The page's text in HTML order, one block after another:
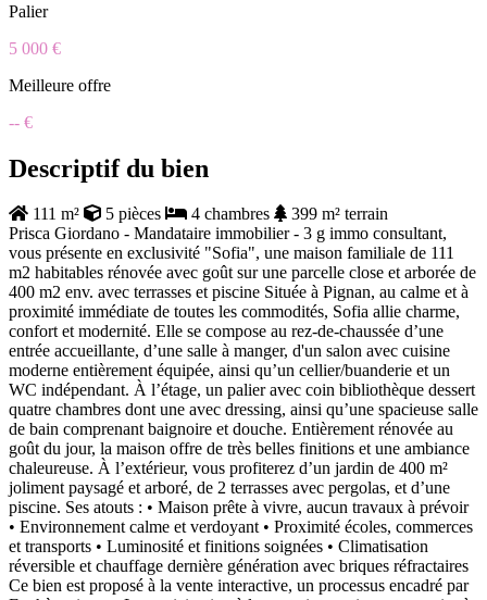
Palier
5 000 €
Meilleure offre
-- €
Descriptif du bien
111 m² 5 pièces 4 chambres
399 m² terrain
Prisca Giordano - Mandataire immobilier - 3 g immo consultant,
vous présente en exclusivité "Sofia", une maison familiale de 111
m2 habitables rénovée avec goût sur une parcelle close et arborée de
400 m2 env. avec terrasses et piscine Située à Pignan, au calme et à
proximité immédiate de toutes les commodités, Sofia allie charme,
confort et modernité. Elle se compose au rez-de-chaussée d’une
entrée accueillante, d’une salle à manger, d'un salon avec cuisine
moderne entièrement équipée, ainsi qu’un cellier/buanderie et un
WC indépendant. À l’étage, un palier avec coin bibliothèque dessert
quatre chambres dont une avec dressing, ainsi qu’une spacieuse salle
de bain comprenant baignoire et douche. Entièrement rénovée au
goût du jour, la maison offre de très belles finitions et une ambiance
chaleureuse. À l’extérieur, vous profiterez d’un jardin de 400 m²
joliment paysagé et arboré, de 2 terrasses avec pergolas, et d’une
piscine. Ses atouts : • Maison prête à vivre, aucun travaux à prévoir
• Environnement calme et verdoyant • Proximité écoles, commerces
et transports • Luminosité et finitions soignées • Climatisation
réversible et chauffage dernière génération avec briques réfractaires
Ce bien est proposé à la vente interactive, un processus encadré par